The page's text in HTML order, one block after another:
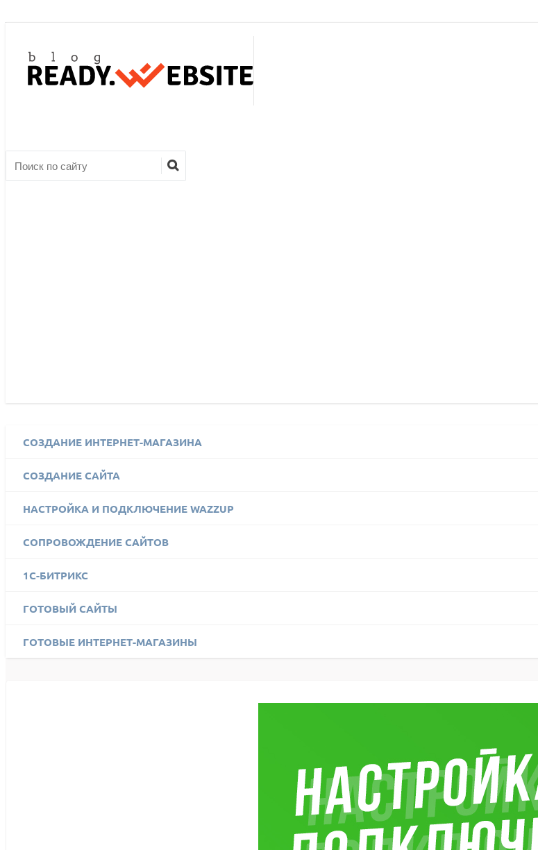
СОЗДАНИЕ ИНТЕРНЕТ-МАГАЗИНА
СОЗДАНИЕ САЙТА
НАСТРОЙКА И ПОДКЛЮЧЕНИЕ WAZZUP
СОПРОВОЖДЕНИЕ САЙТОВ
1C-БИТРИКС
ГОТОВЫЙ САЙТЫ
ГОТОВЫЕ ИНТЕРНЕТ-МАГАЗИНЫ